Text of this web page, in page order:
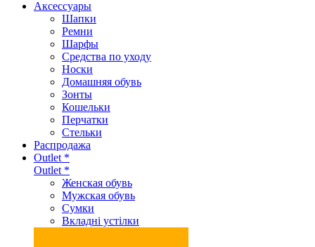
Аксеcсуары
Шапки
Ремни
Шарфы
Средства по уходу
Носки
Домашняя обувь
Зонты
Кошельки
Перчатки
Стельки
Распродажа
Outlet *
Outlet *
Женская обувь
Мужская обувь
Сумки
Вкладні устілки